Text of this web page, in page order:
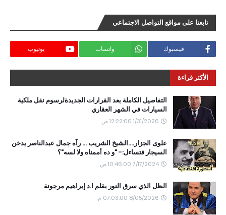
تابعنا على مواقع التواصل الاجتماعي
فيسبوك واتساب يوتيوب
الأكثر قراءة
التفاصيل الكاملة بعد القرارات الجديدةلرسوم نقل ملكية
السيارات في الشهر العقاري
1/31/2026 12:22:00 ص
علوى الجزار....الشيخ الشريب ... رآه جمال عبدالناصر يدخن
السيجار فتساءل:- "و ده أممناه ولا لسه"؟
7/17/2024 10:46:00 ص
الظل الذي سرق النور بقلم ا.د إبراهيم مرجونة
8/05/2026 07:03:00 م